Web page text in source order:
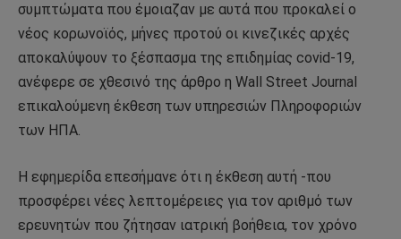
συμπτώματα που έμοιαζαν με αυτά που προκαλεί ο
νέος κορωνοϊός, μήνες προτού οι κινεζικές αρχές
αποκαλύψουν το ξέσπασμα της επιδημίας covid-19,
ανέφερε σε χθεσινό της άρθρο η Wall Street Journal
επικαλούμενη έκθεση των υπηρεσιών Πληροφοριών
των ΗΠΑ.
Η εφημερίδα επεσήμανε ότι η έκθεση αυτή -που
προσφέρει νέες λεπτομέρειες για τον αριθμό των
ερευνητών που ζήτησαν ιατρική βοήθεια, τον χρόνο